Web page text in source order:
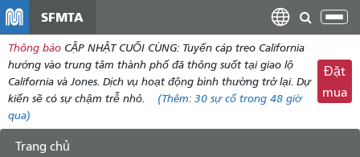
dung
SFMTA
Thông báo CẬP NHẬT CUỐI CÙNG: Tuyến cáp treo California
hướng vào trung tâm thành phố đã thông suốt tại giao lộ
California và Jones. Dịch vụ hoạt động bình thường trở lại. Dự
kiến ​​sẽ có sự chậm trễ nhỏ.
(Thêm: 30 sự cố trong 48 giờ
qua)
Đặt
mua
Trang chủ